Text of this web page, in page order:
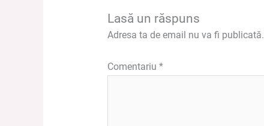
Lasă un răspuns
Adresa ta de email nu va fi publicată.
Comentariu *